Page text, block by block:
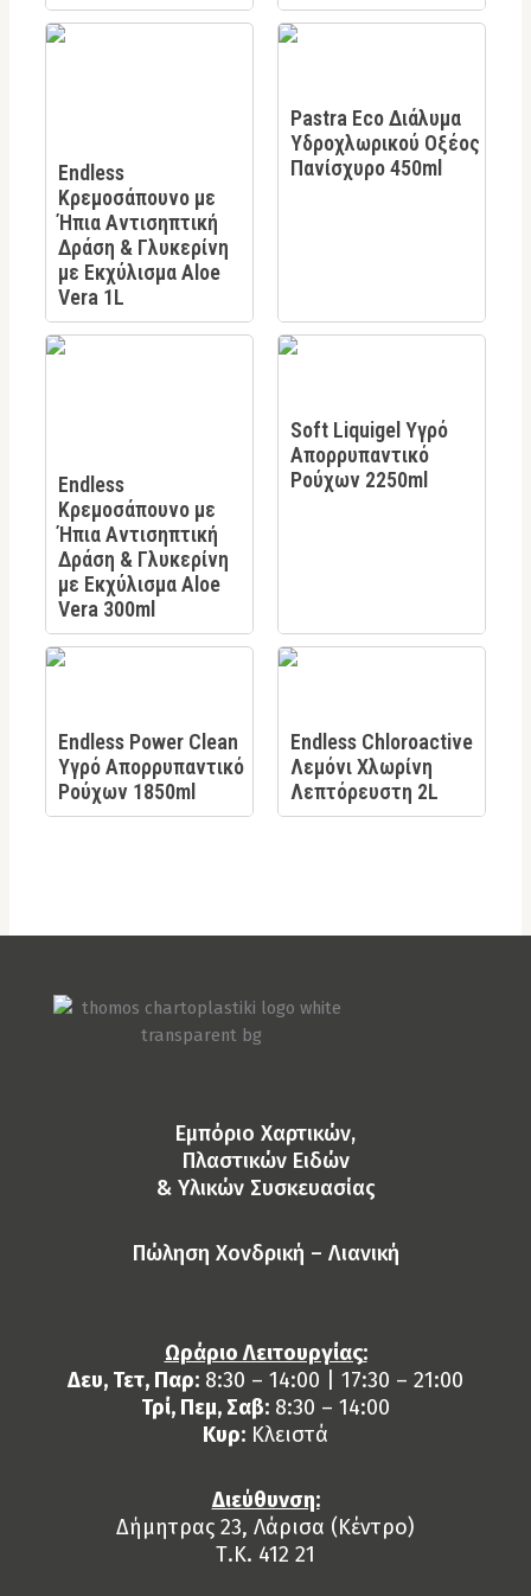
Endless
Κρεμοσάπουνο με
Ήπια Αντισηπτική
Δράση & Γλυκερίνη
με Εκχύλισμα Aloe
Vera 1L
Pastra Eco Διάλυμα
Υδροχλωρικού Οξέος
Πανίσχυρο 450ml
Endless
Κρεμοσάπουνο με
Ήπια Αντισηπτική
Δράση & Γλυκερίνη
με Εκχύλισμα Aloe
Vera 300ml
Soft Liquigel Υγρό
Απορρυπαντικό
Ρούχων 2250ml
Endless Power Clean
Υγρό Απορρυπαντικό
Ρούχων 1850ml
Endless Chloroactive
Λεμόνι Χλωρίνη
Λεπτόρευστη 2L
Eμπόριο Χαρτικών,
Πλαστικών Ειδών
& Yλικών Συσκευασίας
Πώληση Χονδρική – Λιανική
Ωράριο Λειτουργίας:
Δευ, Τετ, Παρ: 8:30 – 14:00 | 17:30 – 21:00
Τρί, Πεμ, Σαβ: 8:30 – 14:00
Κυρ: Κλειστά
Διεύθυνση:
Δήμητρας 23, Λάρισα (Κέντρο)
Τ.Κ. 412 21